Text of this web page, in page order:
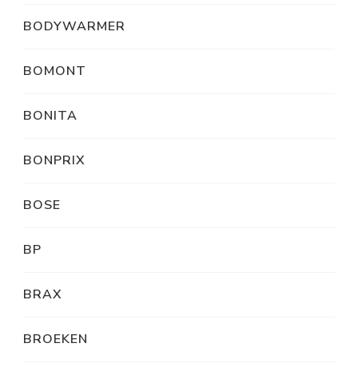
BODYWARMER
BOMONT
BONITA
BONPRIX
BOSE
BP
BRAX
BROEKEN